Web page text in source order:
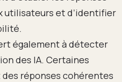
utilisateurs et d’identifier
également à détecter
des IA. Certaines
réponses cohérentes